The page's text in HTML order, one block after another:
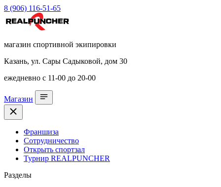
8 (906) 116-51-65
магазин спортивной экипировки
Казань, ул. Сары Садыковой, дом 30
ежедневно с 11-00 до 20-00
Магазин
Франшиза
Сотрудничество
Открыть спортзал
Турнир REALPUNCHER
Разделы